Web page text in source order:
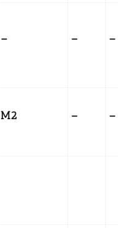
– – –
M2 – –